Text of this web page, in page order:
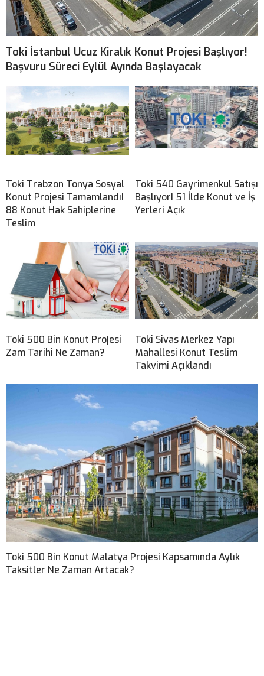
Toki İstanbul Ucuz Kiralık Konut Projesi Başlıyor!
Başvuru Süreci Eylül Ayında Başlayacak
Toki Trabzon Tonya Sosyal
Konut Projesi Tamamlandı!
88 Konut Hak Sahiplerine
Teslim
Toki 540 Gayrimenkul Satışı
Başlıyor! 51 İlde Konut ve İş
Yerleri Açık
Toki 500 Bin Konut Projesi
Zam Tarihi Ne Zaman?
Toki Sivas Merkez Yapı
Mahallesi Konut Teslim
Takvimi Açıklandı
Toki 500 Bin Konut Malatya Projesi Kapsamında Aylık
Taksitler Ne Zaman Artacak?